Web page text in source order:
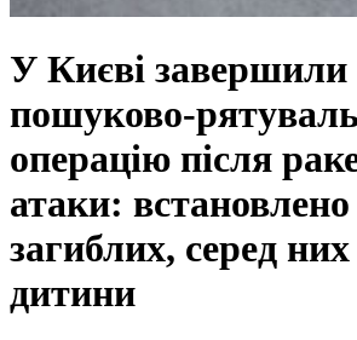
У Києві завершили
пошуково-
операцію після
атаки:
загиблих, серед
дитини